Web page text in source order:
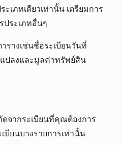
เภทเดียวเท่านั้น เตรียมการ
ประเภทอื่นๆ
รางเช่นชื่อระเบียนวันที่
ปลงและมูลค่าทรัพย์สิน
ดจากระเบียนที่คุณต้องการ
บียนบางรายการเท่านั้น